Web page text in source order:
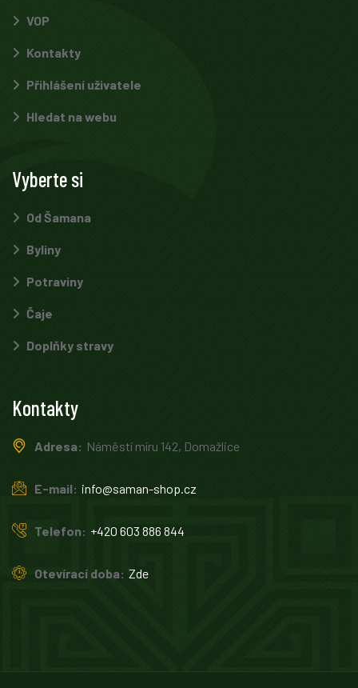
VOP
Kontakty
Přihlášení uživatele
Hledat na webu
Vyberte si
Od Šamana
Byliny
Potraviny
Čaje
Doplňky stravy
Kontakty
Adresa: Náměstí míru 142, Domažlice
E-mail: info@saman-shop.cz
Telefon: +420 603 886 844
Otevírací doba: Zde